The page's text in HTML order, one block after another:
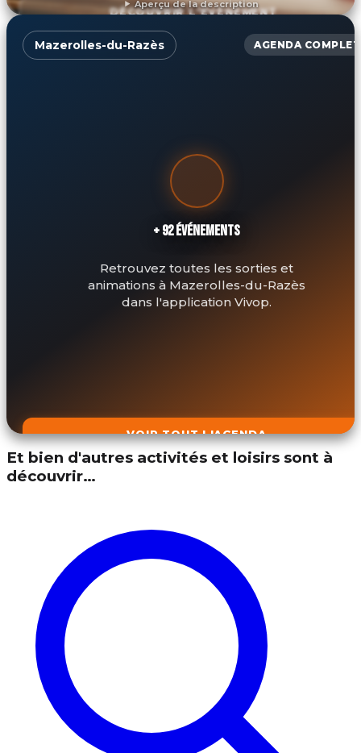
Aperçu de la description
DÉCOUVRIR L'ÉVÉNEMENT
Mazerolles-du-Razès AGENDA COMPLET
+ 92 ÉVÉNEMENTS
Retrouvez toutes les sorties et
animations à Mazerolles-du-Razès
dans l'application Vivop.
VOIR TOUT L'AGENDA
Et bien d'autres activités et loisirs sont à
découvrir…